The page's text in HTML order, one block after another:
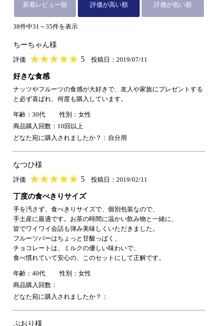
新着レビュー順 評価が高い順 評価が低い順
38件中31～35件を表示
ちーちゃん様
評価 ★★★★★
★★★★★ 5 投稿日：2019/07/11
好きな食感
ナッツやフルーツの食感が大好きで、友人や家族にプレゼントする
と必ず喜ばれ、何度も購入しています。
年齢：30代
性別：女性
商品購入回数：10回以上
どなた宛に購入されましたか？：自分用
なつひ様
評価 ★★★★★
★★★★★ 5 投稿日：2019/02/11
丁度の食べきりサイズ
手を汚さず、食べきりサイズで、個別包装なので、
手土産に最適です。お茶の時間に温かい飲み物と一緒に、
皆でワイワイ会話も弾み美味しくいただきました。
フルーツバーはちょっと甘酸っぱく、
チョコレートは、ミルクの優しい味わいで、
食べ慣れていて安心の、このセットにして正解です。
年齢：40代
性別：女性
商品購入回数：
どなた宛に購入されましたか？：
ぷおり様